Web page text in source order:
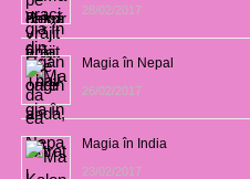
28/02/2017
Magia în Nepal
26/02/2017
Magia în India
23/02/2017